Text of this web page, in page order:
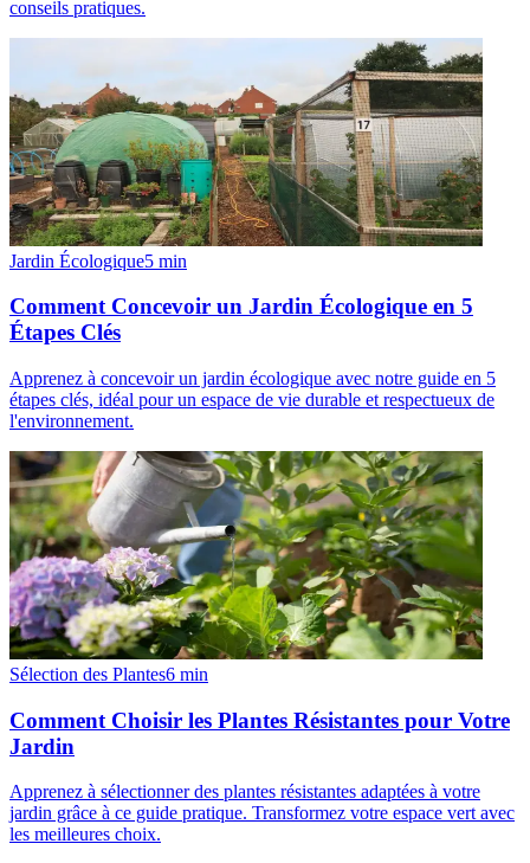
conseils pratiques.
Jardin Écologique5 min
Comment Concevoir un Jardin Écologique en 5
Étapes Clés
Apprenez à concevoir un jardin écologique avec notre guide en 5
étapes clés, idéal pour un espace de vie durable et respectueux de
l'environnement.
Sélection des Plantes6 min
Comment Choisir les Plantes Résistantes pour Votre
Jardin
Apprenez à sélectionner des plantes résistantes adaptées à votre
jardin grâce à ce guide pratique. Transformez votre espace vert avec
les meilleures choix.